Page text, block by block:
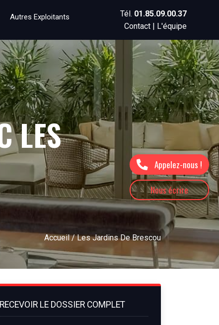
Appelez-nous !
Nous écrire
Autres Exploitants Tél. 01.85.09.00.37
Contact | L'équipe
LES
Accueil/ Les Jardins De Brescou
RECEVOIR LE DOSSIER COMPLET